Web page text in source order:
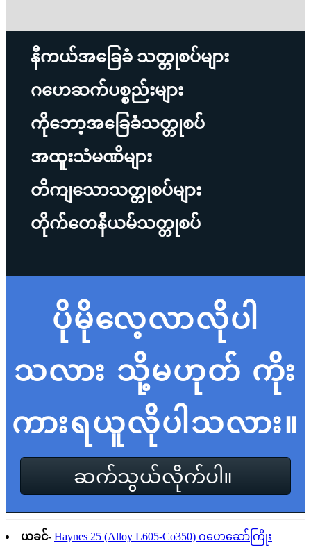
နီကယ်အခြေခံ သတ္တုစပ်များ
ဂဟေဆက်ပစ္စည်းများ
ကိုဘော့အခြေခံသတ္တုစပ်
အထူးသံမဏိများ
တိကျသောသတ္တုစပ်များ
တိုက်တေနီယမ်သတ္တုစပ်
ပိုမိုလေ့လာလိုပါ
သလား သို့မဟုတ် ကိုး
ကားရယူလိုပါသလား။
ဆက်သွယ်လိုက်ပါ။
ယခင်- Haynes 25 (Alloy L605-Co350) ဂဟေဆော်ကြိုး